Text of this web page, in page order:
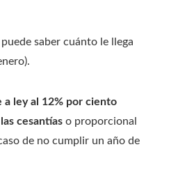
saber cuánto le llega
a ley al 12% por ciento
cesantías o proporcional
de no cumplir un año de